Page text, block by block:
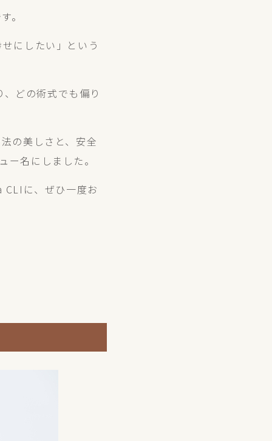
。
にしたい」という
どの術式でも偏り
の美しさと、安全
名にしました。
CLIに、ぜひ一度お